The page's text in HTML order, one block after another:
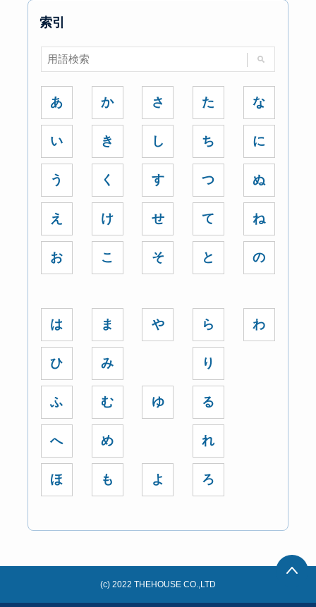
索引
あ
い
う
え
お
か
き
く
け
こ
さ
し
す
せ
そ
た
ち
つ
て
と
な
に
ぬ
ね
の
は
ひ
ふ
へ
ほ
ま
み
む
め
も
や
ゆ
よ
ら
り
る
れ
ろ
わ
(c) 2022 THEHOUSE CO.,LTD